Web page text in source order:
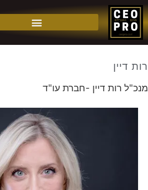
רות דיין
מנכ"ל רות דיין -חברת עו"ד